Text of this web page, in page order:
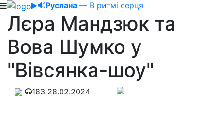
🔊Руслана — В ритмі серця
Лєра Мандзюк та
Вова Шумко у
"Вівсянка-шоу"
183 28.02.2024